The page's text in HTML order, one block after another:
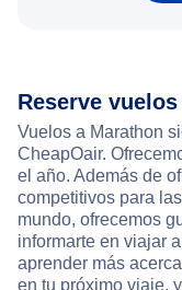
Reserve
Vuelos a Marathon
CheapOair.
el año. Además de
competitivos para
mundo, ofrecemos
informarte en viajar
aprender más
en tu próximo viaje,